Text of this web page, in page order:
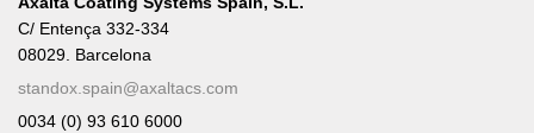
C/ Entença 332-334
08029. Barcelona
standox.spain@axaltacs.com
0034 (0) 93 610 6000